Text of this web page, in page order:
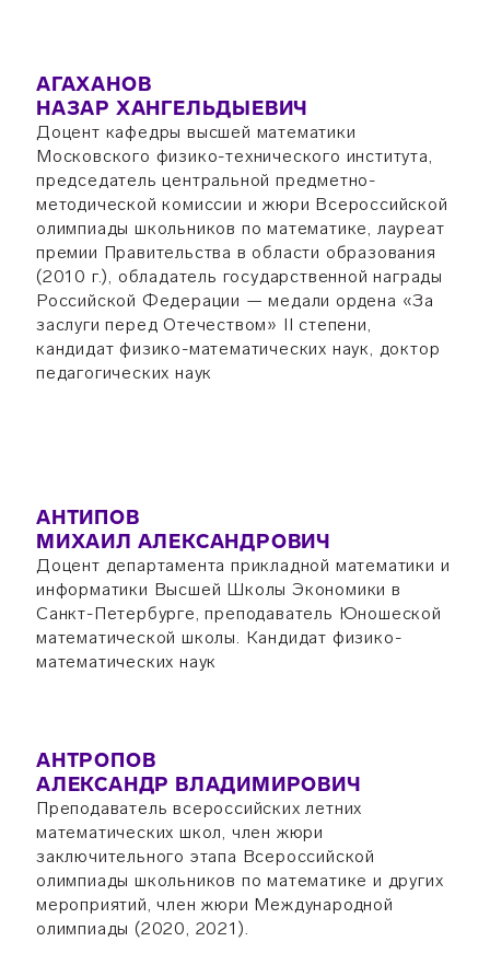
АГАХАНОВ
НАЗАР ХАНГЕЛЬДЫЕВИЧ
Доцент кафедры высшей математики
Московского физико-технического института,
председатель центральной предметно-
методической комиссии и жюри Всероссийской
олимпиады школьников по математике, лауреат
премии Правительства в области образования
(2010 г.), обладатель государственной награды
Российской Федерации — медали ордена «За
заслуги перед Отечеством» II степени,
кандидат физико-математических наук, доктор
педагогических наук
АНТИПОВ
МИХАИЛ АЛЕКСАНДРОВИЧ
Доцент департамента прикладной математики и
информатики Высшей Школы Экономики в
Санкт-Петербурге, преподаватель Юношеской
математической школы. Кандидат физико-
математических наук
АНТРОПОВ
АЛЕКСАНДР ВЛАДИМИРОВИЧ
Преподаватель всероссийских летних
математических школ, член жюри
заключительного этапа Всероссийской
олимпиады школьников по математике и других
мероприятий, член жюри Международной
олимпиады (2020, 2021).